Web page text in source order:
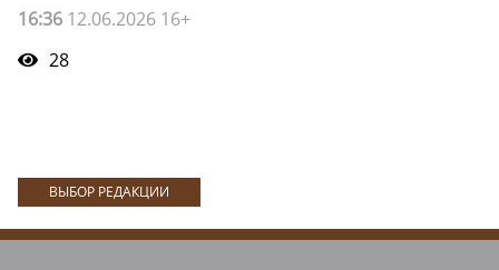
16:36 12.06.2026 16+
28
ВЫБОР РЕДАКЦИИ